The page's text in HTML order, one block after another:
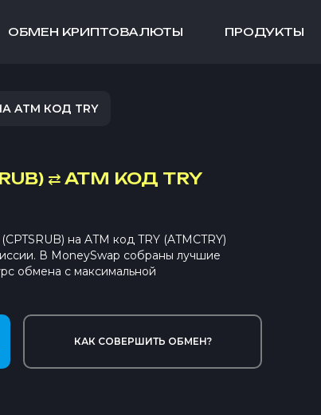
ОБМЕН КРИПТОВАЛЮТЫ ПРОДУКТЫ
ATM КОД TRY
⇄ ATM КОД TRY
на ATM код TRY (ATMCTRY)
В MoneySwap собраны лучшие
обмена с максимальной
КАК СОВЕРШИТЬ ОБМЕН?